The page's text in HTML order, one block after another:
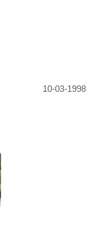
10-03-1998